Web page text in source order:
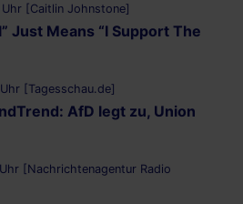
[Caitlin Johnstone]
Just Means “I Support The
[Tagesschau.de]
AfD legt zu, Union
[Nachrichtenagentur Radio